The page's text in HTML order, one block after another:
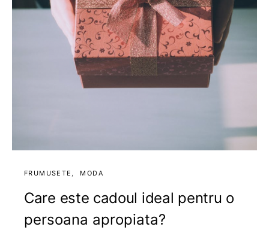
FRUMUSETE MODA
Care este cadoul ideal pentru o
persoana apropiata?